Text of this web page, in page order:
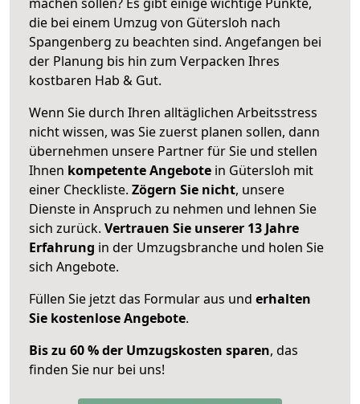
die bei einem Umzug von Gütersloh nach
Spangenberg zu beachten sind. Angefangen bei
der Planung bis hin zum Verpacken Ihres
kostbaren Hab & Gut.
Wenn Sie durch Ihren alltäglichen Arbeitsstress
nicht wissen, was Sie zuerst planen sollen, dann
übernehmen unsere Partner für Sie und stellen
Ihnen kompetente Angebote in Gütersloh mit
einer Checkliste. Zögern Sie nicht, unsere
Dienste in Anspruch zu nehmen und lehnen Sie
sich zurück. Vertrauen Sie unserer 13 Jahre
Erfahrung in der Umzugsbranche und holen Sie
sich Angebote.
Füllen Sie jetzt das Formular aus und erhalten
Sie kostenlose Angebote.
Bis zu 60 % der Umzugskosten sparen, das
finden Sie nur bei uns!